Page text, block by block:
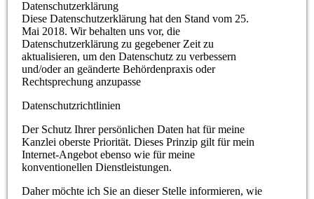
Datenschutzerklärung
Diese Datenschutzerklärung hat den Stand vom 25.
Mai 2018. Wir behalten uns vor, die
Datenschutzerklärung zu gegebener Zeit zu
aktualisieren, um den Datenschutz zu verbessern
und/oder an geänderte Behördenpraxis oder
Rechtsprechung anzupasse
Datenschutzrichtlinien
Der Schutz Ihrer persönlichen Daten hat für meine
Kanzlei oberste Priorität. Dieses Prinzip gilt für mein
Internet-Angebot ebenso wie für meine
konventionellen Dienstleistungen.
Daher möchte ich Sie an dieser Stelle informieren, wie